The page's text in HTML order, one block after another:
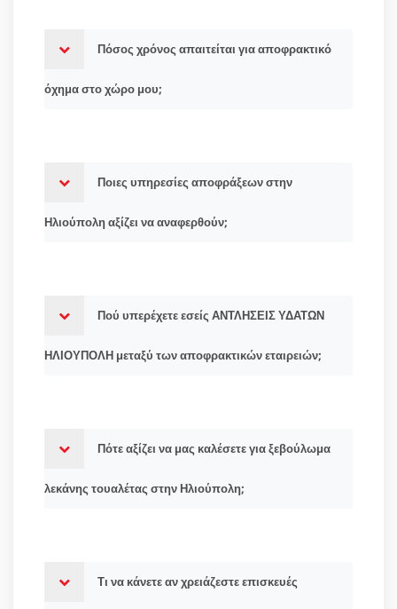
Πόσος χρόνος απαιτείται για αποφρακτικό
όχημα στο χώρο μου;
Ποιες υπηρεσίες αποφράξεων στην
Ηλιούπολη αξίζει να αναφερθούν;
Πού υπερέχετε εσείς ΑΝΤΛΗΣΕΙΣ ΥΔΑΤΩΝ
ΗΛΙΟΥΠΟΛΗ μεταξύ των αποφρακτικών εταιρειών;
Πότε αξίζει να μας καλέσετε για ξεβούλωμα
λεκάνης τουαλέτας στην Ηλιούπολη;
Τι να κάνετε αν χρειάζεστε επισκευές